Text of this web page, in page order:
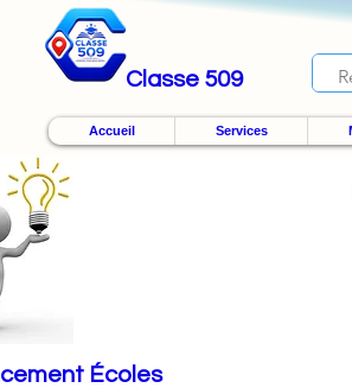
Classe 509
Accueil Services
Écoles